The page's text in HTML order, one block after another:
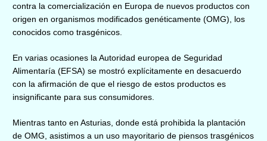
contra la comercialización en Europa de nuevos productos con
origen en organismos modificados genéticamente (OMG), los
conocidos como trasgénicos.
En varias ocasiones la Autoridad europea de Seguridad
Alimentaría (EFSA) se mostró explícitamente en desacuerdo
con la afirmación de que el riesgo de estos productos es
insignificante para sus consumidores.
Mientras tanto en Asturias, donde está prohibida la plantación
de OMG, asistimos a un uso mayoritario de piensos trasgénicos